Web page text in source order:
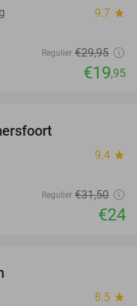
9.7 star
Regulier €29,95
€19,95
9.4 star
Regulier €31,50
€24
8.5 star